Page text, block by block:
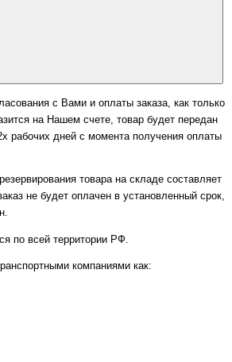
с Вами и оплаты заказа, как только
на Нашем счете, товар будет передан
рабочих дней с момента получения оплаты
товара на складе составляет
не будет оплачен в установленный срок,
по всей территории РФ.
компаниями как: